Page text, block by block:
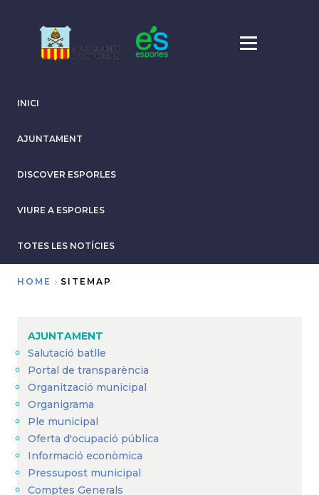
INICI
AJUNTAMENT
DISCOVER ESPORLES
VIURE A ESPORLES
TOTES LES NOTÍCIES
HOME SITEMAP
AJUNTAMENT
Salutació batlle
Portal de transparència
Organització municipal
Organigrama
Ple municipal
Oferta d'ocupació pública
Informació econòmica
Pressupost municipal
Comptes Generals